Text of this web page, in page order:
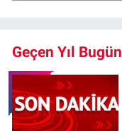
Geçen Yıl Bugün